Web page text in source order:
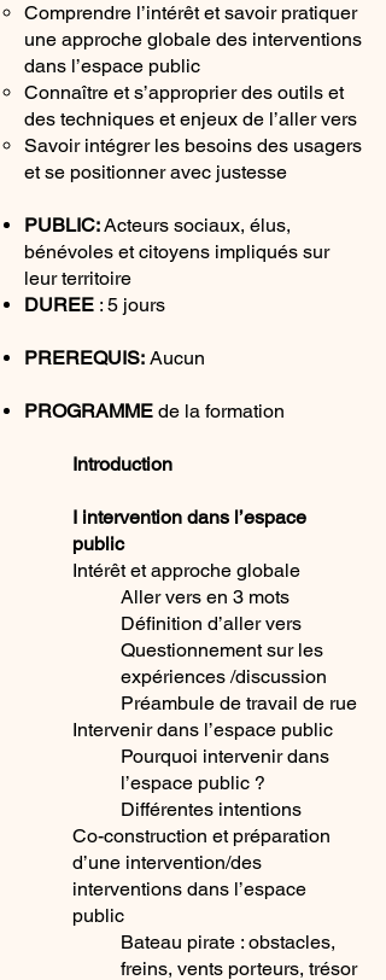
Comprendre l’intérêt et savoir pratiquer
une approche globale des interventions
dans l’espace public
Connaître et s’approprier des outils et
des techniques et enjeux de l’aller vers
Savoir intégrer les besoins des usagers
et se positionner avec justesse
PUBLIC:Acteurs sociaux, élus,
bénévoles et citoyens impliqués sur
leur territoire
DUREE : 5 jours
PREREQUIS: Aucun
PROGRAMME de la formation
Introduction
I intervention dans l’espace
public
Intérêt et approche globale
Aller vers en 3 mots
Définition d’aller vers
Questionnement sur les
expériences /discussion
Préambule de travail de rue
Intervenir dans l’espace public
Pourquoi intervenir dans
l’espace public ?
Différentes intentions
Co-construction et préparation
d’une intervention/des
interventions dans l’espace
public
Bateau pirate : obstacles,
freins, vents porteurs, trésor